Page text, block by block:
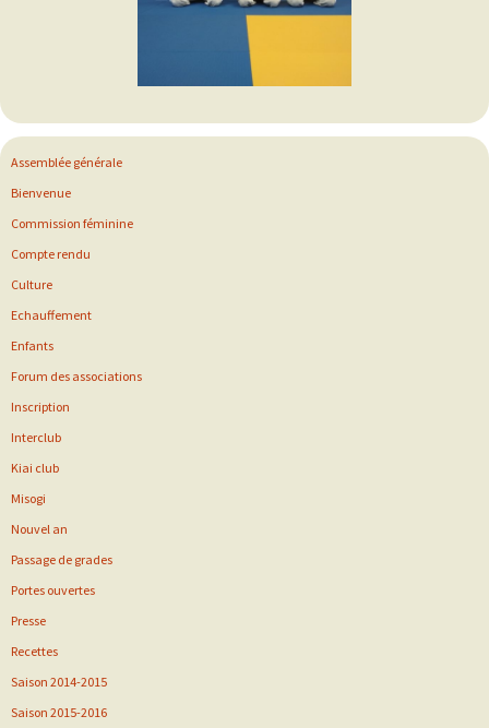
Assemblée générale
Bienvenue
Commission féminine
Compte rendu
Culture
Echauffement
Enfants
Forum des associations
Inscription
Interclub
Kiai club
Misogi
Nouvel an
Passage de grades
Portes ouvertes
Presse
Recettes
Saison 2014-2015
Saison 2015-2016